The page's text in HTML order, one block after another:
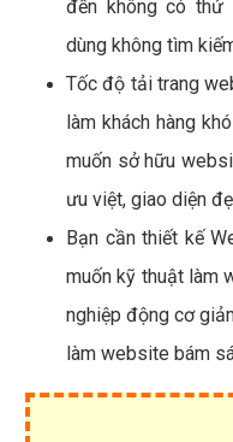
đến không có thứ
dùng không tìm
Tốc độ tải trang
làm khách hàng
muốn sở hữu
ưu việt, giao diện
Bạn cần thiết kế
muốn kỹ thuật làm
nghiệp động cơ
làm website bám